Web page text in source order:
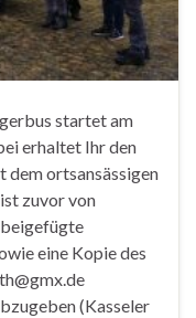
startet am
erhaltet Ihr den
dem ortsansässigen
zuvor von
eine Kopie des
(Kasseler